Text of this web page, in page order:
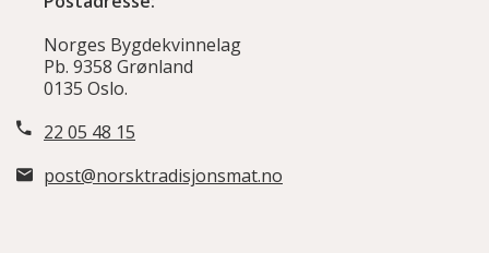
Norges Bygdekvinnelag
Pb. 9358 Grønland
0135 Oslo.
22 05 48 15
post@norsktradisjonsmat.no